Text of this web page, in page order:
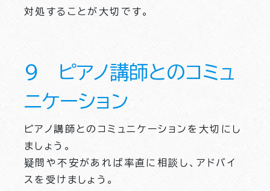
対処することが大切です。
９ ピアノ講師とのコミュ
ニケーション
ピアノ講師とのコミュニケーションを大切にし
ましょう。
疑問や不安があれば率直に相談し、アドバイ
スを受けましょう。